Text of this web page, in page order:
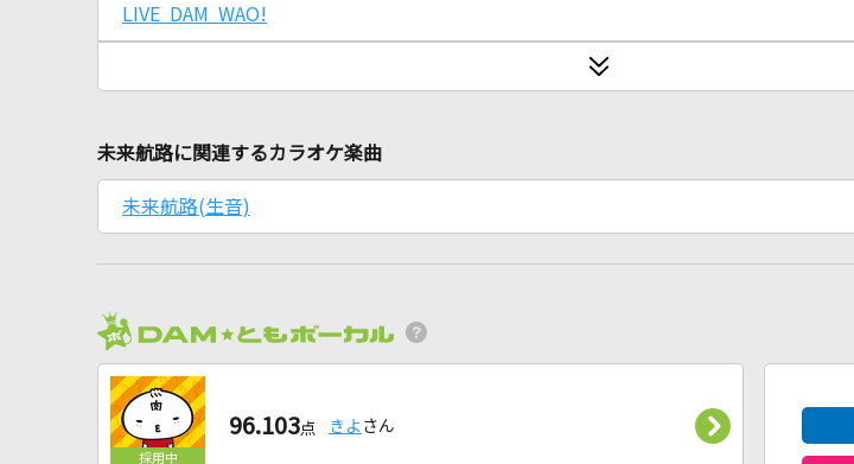
LIVE DAM WAO!
未来航路に関連するカラオケ楽曲
未来航路(生音)
96.103点 きよ さん